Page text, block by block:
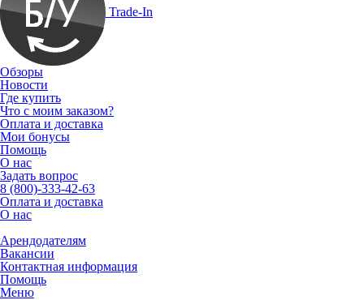
Trade-In
Обзоры
Новости
Где купить
Что с моим заказом?
Оплата и доставка
Мои бонусы
Помощь
О нас
Задать вопрос
8 (800)-333-42-63
Оплата и доставка
О нас
Арендодателям
Вакансии
Контактная информация
Помощь
Меню